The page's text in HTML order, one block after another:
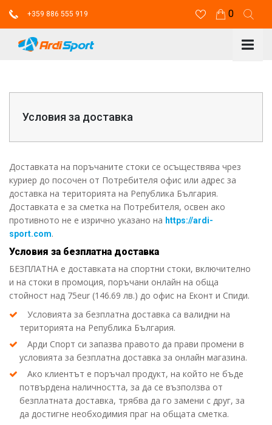
+359 886 555 919 0
Условия за доставка
Доставката на поръчаните стоки се осъществява чрез
куриер до посочен от Потребителя офис или адрес за
доставка на територията на Република България.
Доставката е за сметка на Потребителя, освен ако
противното не е изрично указано на https://ardi-
sport.com.
Условия за безплатна доставка
БЕЗПЛАТНА е доставката на спортни стоки, включително
и на стоки в промоция, поръчани онлайн на обща
стойност над 75eur (146.69 лв.) до офис на Еконт и Спиди.
Условията за безплатна доставка са валидни на
територията на Република България.
Арди Спорт си запазва правото да прави промени в
условията за безплатна доставка за онлайн магазина.
Ако клиентът е поръчал продукт, на който не бъде
потвърдена наличността, за да се възползва от
безплатната доставка, трябва да го замени с друг, за
да достигне необходимия праг на общата сметка.